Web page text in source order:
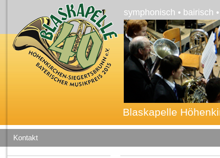
symphonisch • bairisch
Blaskapelle
Kontakt